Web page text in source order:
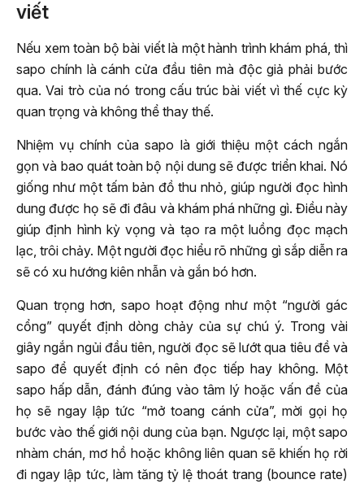
viết
Nếu xem toàn bộ bài viết là một hành trình khám phá, thì
sapo chính là cánh cửa đầu tiên mà độc giả phải bước
qua. Vai trò của nó trong cấu trúc bài viết vì thế cực kỳ
quan trọng và không thể thay thế.
Nhiệm vụ chính của sapo là giới thiệu một cách ngắn
gọn và bao quát toàn bộ nội dung sẽ được triển khai. Nó
giống như một tấm bản đồ thu nhỏ, giúp người đọc hình
dung được họ sẽ đi đâu và khám phá những gì. Điều này
giúp định hình kỳ vọng và tạo ra một luồng đọc mạch
lạc, trôi chảy. Một người đọc hiểu rõ những gì sắp diễn ra
sẽ có xu hướng kiên nhẫn và gắn bó hơn.
Quan trọng hơn, sapo hoạt động như một “người gác
cổng” quyết định dòng chảy của sự chú ý. Trong vài
giây ngắn ngủi đầu tiên, người đọc sẽ lướt qua tiêu đề và
sapo để quyết định có nên đọc tiếp hay không. Một
sapo hấp dẫn, đánh đúng vào tâm lý hoặc vấn đề của
họ sẽ ngay lập tức “mở toang cánh cửa”, mời gọi họ
bước vào thế giới nội dung của bạn. Ngược lại, một sapo
nhàm chán, mơ hồ hoặc không liên quan sẽ khiến họ rời
đi ngay lập tức, làm tăng tỷ lệ thoát trang (bounce rate)